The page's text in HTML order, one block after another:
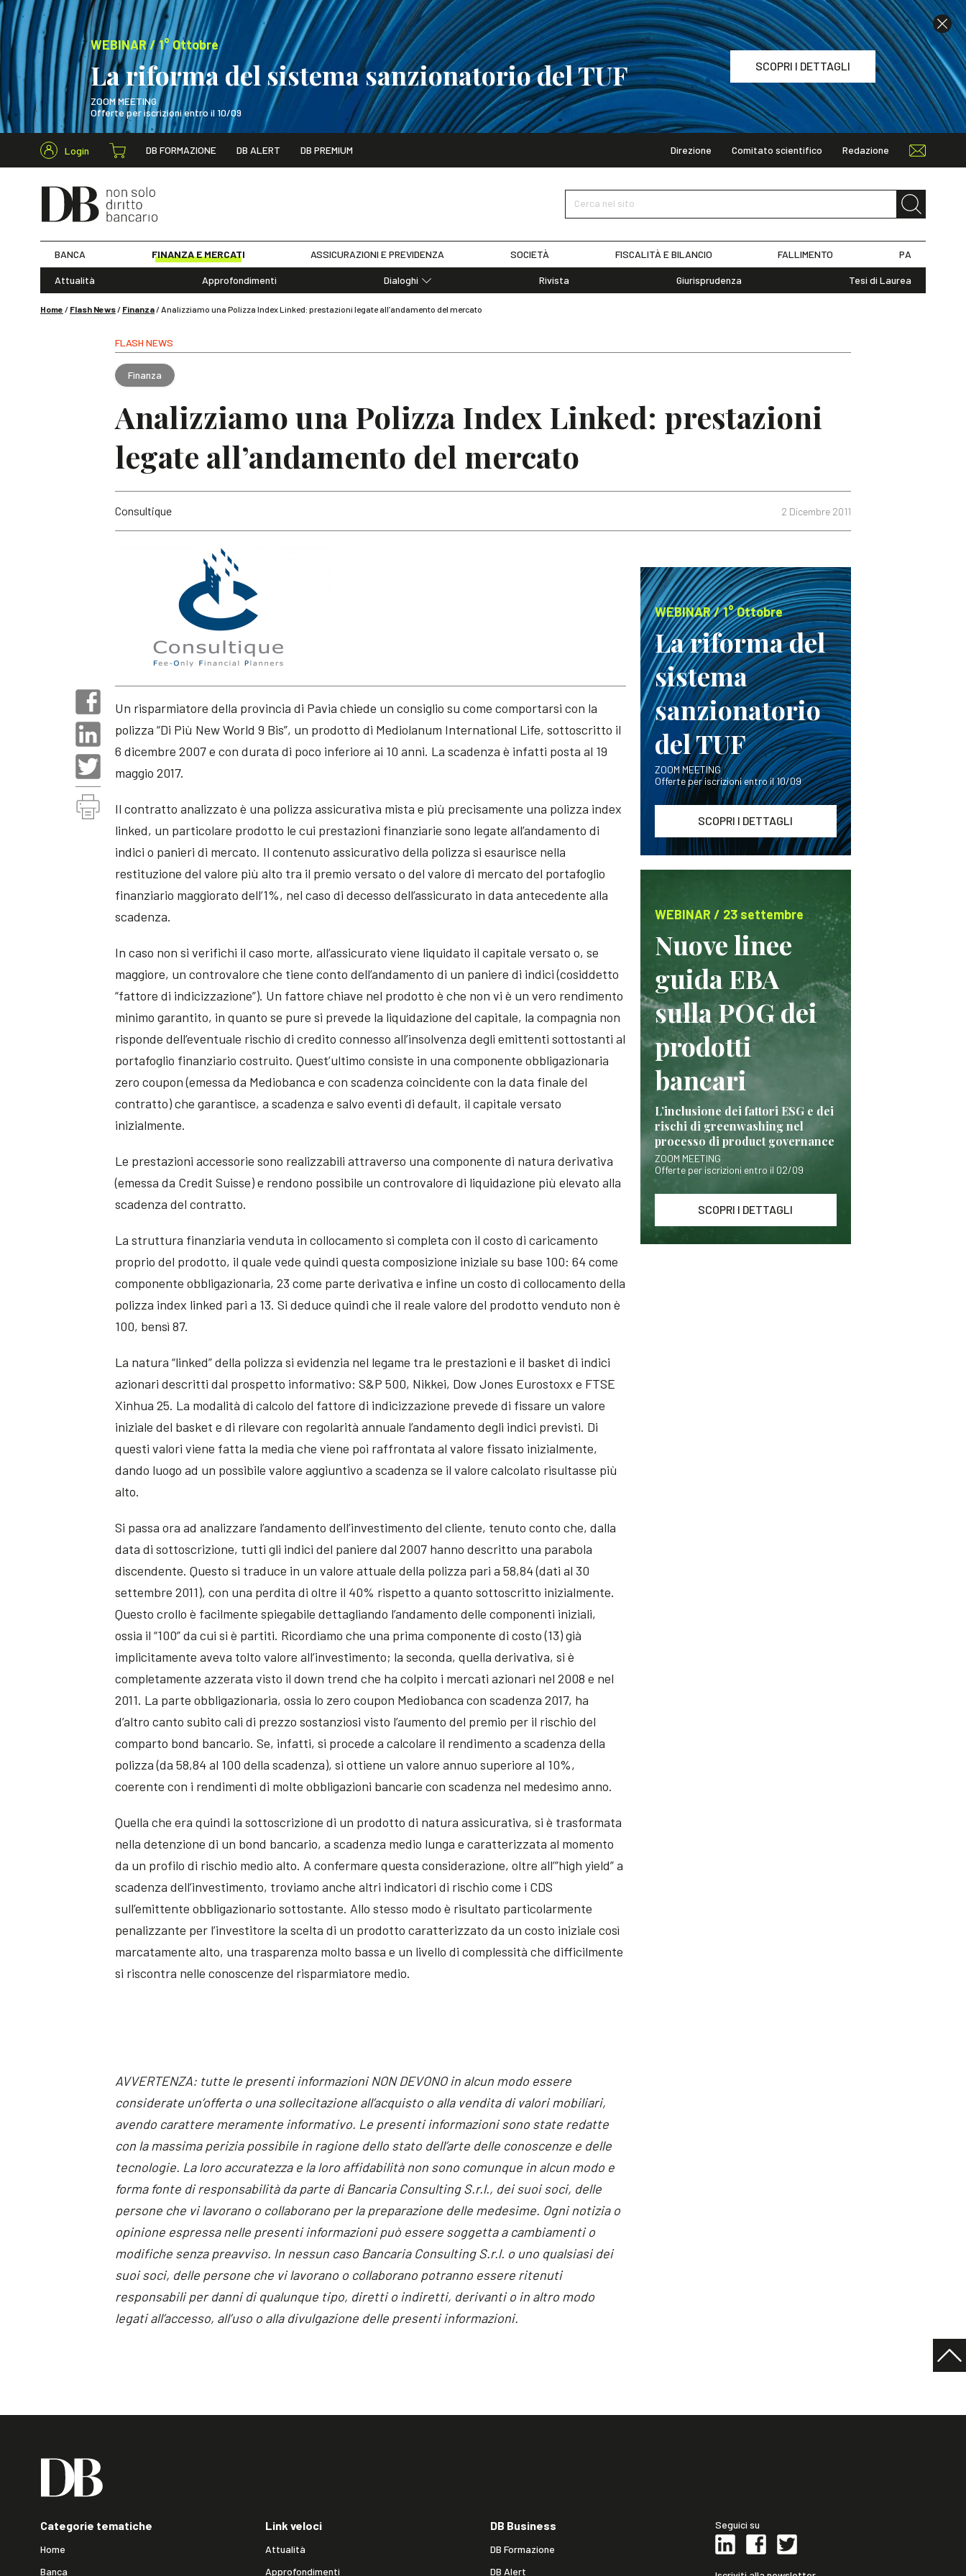
WEBINAR / 1° Ottobre
La riforma del sistema sanzionatorio del TUF
ZOOM MEETING
Offerte per iscrizioni entro il 10/09
SCOPRI I DETTAGLI
WEBINAR / 1° Ottobre
Login DB FORMAZIONE DB ALERT DB PREMIUM Direzione Comitato scientifico Redazione
Cerca nel sito
BANCA FINANZA E MERCATI ASSICURAZIONI E PREVIDENZA SOCIETÀ FISCALITÀ E BILANCIO FALLIMENTO PA
Attualità Approfondimenti
Dialoghi
Rivista Giurisprudenza Tesi di Laurea
Home / Flash News/ Finanza/Analizziamo una Polizza Index Linked: prestazioni legate all’andamento del mercato
FLASH NEWS
Finanza
Analizziamo una Polizza Index Linked: prestazioni
legate all’andamento del mercato
2 Dicembre 2011
Consultique
Un risparmiatore della provincia di Pavia chiede un consiglio su come comportarsi con la
polizza “Di Più New World 9 Bis”, un prodotto di Mediolanum International Life, sottoscritto il
6 dicembre 2007 e con durata di poco inferiore ai 10 anni. La scadenza è infatti posta al 19
maggio 2017.
Il contratto analizzato è una polizza assicurativa mista e più precisamente una polizza index
linked, un particolare prodotto le cui prestazioni finanziarie sono legate all’andamento di
indici o panieri di mercato. Il contenuto assicurativo della polizza si esaurisce nella
restituzione del valore più alto tra il premio versato o del valore di mercato del portafoglio
finanziario maggiorato dell’1%, nel caso di decesso dell’assicurato in data antecedente alla
scadenza.
In caso non si verifichi il caso morte, all’assicurato viene liquidato il capitale versato o, se
maggiore, un controvalore che tiene conto dell’andamento di un paniere di indici (cosiddetto
“fattore di indicizzazione”). Un fattore chiave nel prodotto è che non vi è un vero rendimento
minimo garantito, in quanto se pure si prevede la liquidazione del capitale, la compagnia non
risponde dell’eventuale rischio di credito connesso all’insolvenza degli emittenti sottostanti al
portafoglio finanziario costruito. Quest’ultimo consiste in una componente obbligazionaria
zero coupon (emessa da Mediobanca e con scadenza coincidente con la data finale del
contratto) che garantisce, a scadenza e salvo eventi di default, il capitale versato
inizialmente.
Le prestazioni accessorie sono realizzabili attraverso una componente di natura derivativa
(emessa da Credit Suisse) e rendono possibile un controvalore di liquidazione più elevato alla
scadenza del contratto.
La struttura finanziaria venduta in collocamento si completa con il costo di caricamento
proprio del prodotto, il quale vede quindi questa composizione iniziale su base 100: 64 come
componente obbligazionaria, 23 come parte derivativa e infine un costo di collocamento della
polizza index linked pari a 13. Si deduce quindi che il reale valore del prodotto venduto non è
100, bensì 87.
La natura “linked” della polizza si evidenzia nel legame tra le prestazioni e il basket di indici
azionari descritti dal prospetto informativo: S&P 500, Nikkei, Dow Jones Eurostoxx e FTSE
Xinhua 25. La modalità di calcolo del fattore di indicizzazione prevede di fissare un valore
iniziale del basket e di rilevare con regolarità annuale l’andamento degli indici previsti. Di
questi valori viene fatta la media che viene poi raffrontata al valore fissato inizialmente,
dando luogo ad un possibile valore aggiuntivo a scadenza se il valore calcolato risultasse più
alto.
Si passa ora ad analizzare l’andamento dell’investimento del cliente, tenuto conto che, dalla
data di sottoscrizione, tutti gli indici del paniere dal 2007 hanno descritto una parabola
discendente. Questo si traduce in un valore attuale della polizza pari a 58,84 (dati al 30
settembre 2011), con una perdita di oltre il 40% rispetto a quanto sottoscritto inizialmente.
Questo crollo è facilmente spiegabile dettagliando l’andamento delle componenti iniziali,
ossia il “100” da cui si è partiti. Ricordiamo che una prima componente di costo (13) già
implicitamente aveva tolto valore all’investimento; la seconda, quella derivativa, si è
completamente azzerata visto il down trend che ha colpito i mercati azionari nel 2008 e nel
2011. La parte obbligazionaria, ossia lo zero coupon Mediobanca con scadenza 2017, ha
d’altro canto subito cali di prezzo sostanziosi visto l’aumento del premio per il rischio del
comparto bond bancario. Se, infatti, si procede a calcolare il rendimento a scadenza della
polizza (da 58,84 al 100 della scadenza), si ottiene un valore annuo superiore al 10%,
coerente con i rendimenti di molte obbligazioni bancarie con scadenza nel medesimo anno.
Quella che era quindi la sottoscrizione di un prodotto di natura assicurativa, si è trasformata
nella detenzione di un bond bancario, a scadenza medio lunga e caratterizzata al momento
da un profilo di rischio medio alto. A confermare questa considerazione, oltre all’”high yield” a
scadenza dell’investimento, troviamo anche altri indicatori di rischio come i CDS
sull’emittente obbligazionario sottostante. Allo stesso modo è risultato particolarmente
penalizzante per l’investitore la scelta di un prodotto caratterizzato da un costo iniziale così
marcatamente alto, una trasparenza molto bassa e un livello di complessità che difficilmente
si riscontra nelle conoscenze del risparmiatore medio.
AVVERTENZA: tutte le presenti informazioni NON DEVONO in alcun modo essere
considerate un’offerta o una sollecitazione all’acquisto o alla vendita di valori mobiliari,
avendo carattere meramente informativo. Le presenti informazioni sono state redatte
con la massima perizia possibile in ragione dello stato dell’arte delle conoscenze e delle
tecnologie. La loro accuratezza e la loro affidabilità non sono comunque in alcun modo e
forma fonte di responsabilità da parte di Bancaria Consulting S.r.l., dei suoi soci, delle
persone che vi lavorano o collaborano per la preparazione delle medesime. Ogni notizia o
opinione espressa nelle presenti informazioni può essere soggetta a cambiamenti o
modifiche senza preavviso. In nessun caso Bancaria Consulting S.r.l. o uno qualsiasi dei
suoi soci, delle persone che vi lavorano o collaborano potranno essere ritenuti
responsabili per danni di qualunque tipo, diretti o indiretti, derivanti o in altro modo
legati all’accesso, all’uso o alla divulgazione delle presenti informazioni.
WEBINAR / 1° Ottobre
La riforma del
sistema
sanzionatorio
del TUF
ZOOM MEETING
Offerte per iscrizioni entro il 10/09
SCOPRI I DETTAGLI
WEBINAR / 23 settembre
Nuove linee
guida EBA
sulla POG dei
prodotti
bancari
L’inclusione dei fattori ESG e dei
rischi di greenwashing nel
processo di product governance
ZOOM MEETING
Offerte per iscrizioni entro il 02/09
SCOPRI I DETTAGLI
Categorie tematiche
Home
Banca
Link veloci
Attualità
Approfondimenti
DB Business
DB Formazione
DB Alert
Seguici su